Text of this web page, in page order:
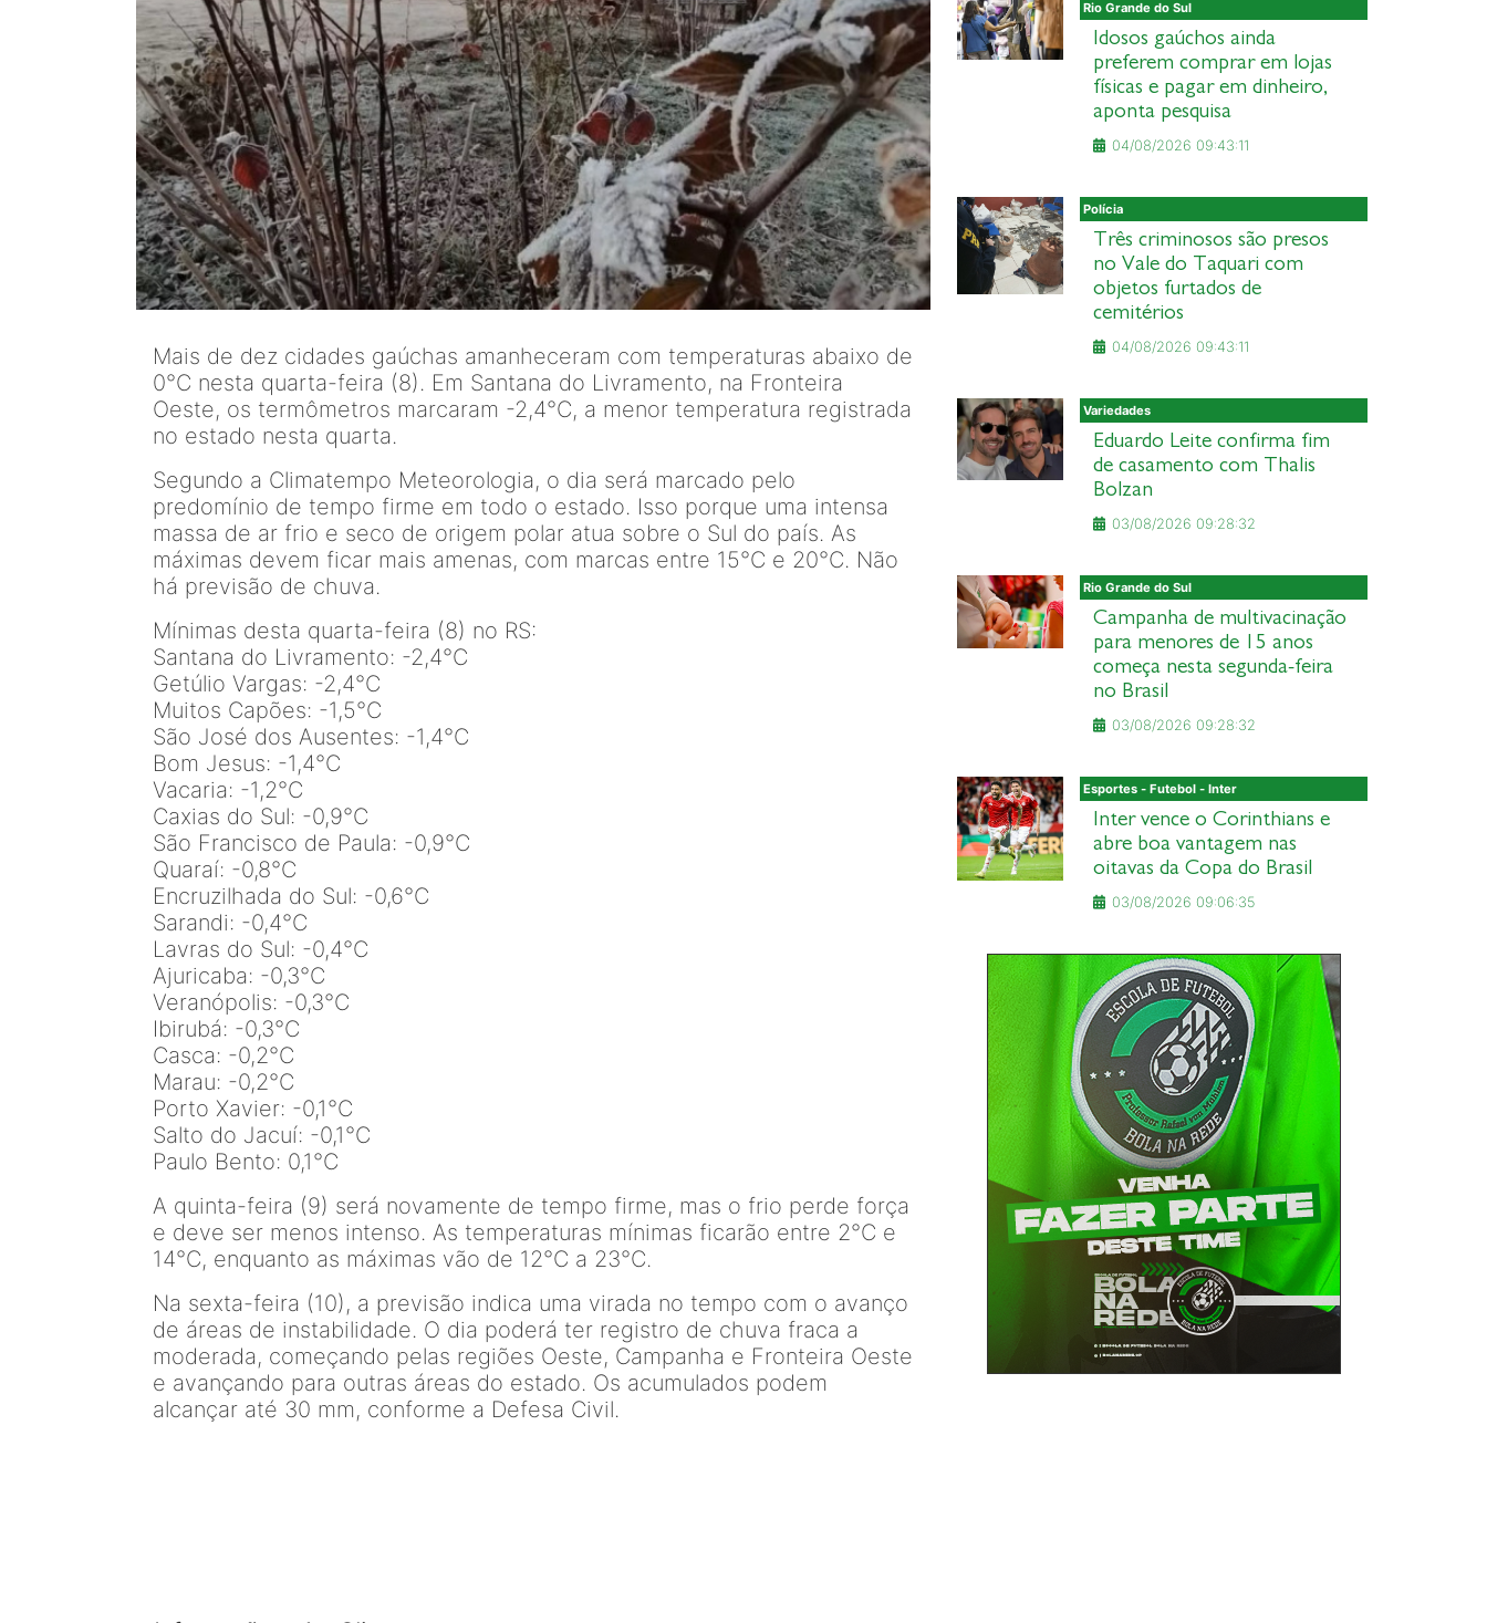
Mais de dez cidades gaúchas amanheceram com temperaturas abaixo de
0°C nesta quarta-feira (8). Em Santana do Livramento, na Fronteira
Oeste, os termômetros marcaram -2,4°C, a menor temperatura registrada
no estado nesta quarta.
Segundo a Climatempo Meteorologia, o dia será marcado pelo
predomínio de tempo firme em todo o estado. Isso porque uma intensa
massa de ar frio e seco de origem polar atua sobre o Sul do país. As
máximas devem ficar mais amenas, com marcas entre 15°C e 20°C. Não
há previsão de chuva.
Mínimas desta quarta-feira (8) no RS:
Santana do Livramento: -2,4°C
Getúlio Vargas: -2,4°C
Muitos Capões: -1,5°C
São José dos Ausentes: -1,4°C
Bom Jesus: -1,4°C
Vacaria: -1,2°C
Caxias do Sul: -0,9°C
São Francisco de Paula: -0,9°C
Quaraí: -0,8°C
Encruzilhada do Sul: -0,6°C
Sarandi: -0,4°C
Lavras do Sul: -0,4°C
Ajuricaba: -0,3°C
Veranópolis: -0,3°C
Ibirubá: -0,3°C
Casca: -0,2°C
Marau: -0,2°C
Porto Xavier: -0,1°C
Salto do Jacuí: -0,1°C
Paulo Bento: 0,1°C
A quinta-feira (9) será novamente de tempo firme, mas o frio perde força
e deve ser menos intenso. As temperaturas mínimas ficarão entre 2°C e
14°C, enquanto as máximas vão de 12°C a 23°C.
Na sexta-feira (10), a previsão indica uma virada no tempo com o avanço
de áreas de instabilidade. O dia poderá ter registro de chuva fraca a
moderada, começando pelas regiões Oeste, Campanha e Fronteira Oeste
e avançando para outras áreas do estado. Os acumulados podem
alcançar até 30 mm, conforme a Defesa Civil.
Rio Grande do Sul
Idosos gaúchos ainda
preferem comprar em lojas
físicas e pagar em dinheiro,
aponta pesquisa
04/08/2026 09:43:11
Polícia
Três criminosos são presos
no Vale do Taquari com
objetos furtados de
cemitérios
04/08/2026 09:43:11
Variedades
Eduardo Leite confirma fim
de casamento com Thalis
Bolzan
03/08/2026 09:28:32
Rio Grande do Sul
Campanha de multivacinação
para menores de 15 anos
começa nesta segunda-feira
no Brasil
03/08/2026 09:28:32
Esportes - Futebol - Inter
Inter vence o Corinthians e
abre boa vantagem nas
oitavas da Copa do Brasil
03/08/2026 09:06:35